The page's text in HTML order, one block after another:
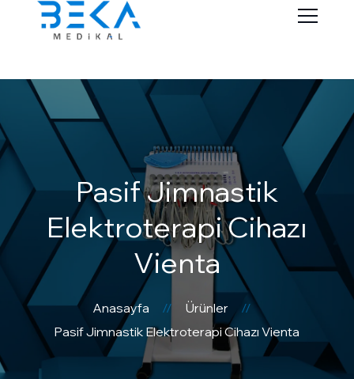
Pasif Jimnastik
Elektroterapi Cihazı
Vienta
Anasayfa
Ürünler
Pasif Jimnastik Elektroterapi Cihazı Vienta